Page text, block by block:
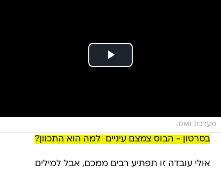
מערכת וואלה
בסרטון - הבוס צמצם עיניים  למה הוא התכוון?
אולי עובדה זו תפתיע רבים ממכם, אבל למילים